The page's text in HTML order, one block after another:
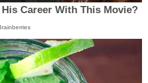
Career With This Movie?